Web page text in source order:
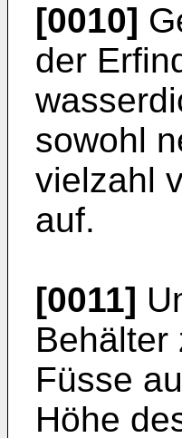
[0010]
der
sowohl
vielzahl
auf.
[0011]
Behälter
Füsse
Höhe